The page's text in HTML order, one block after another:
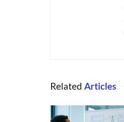
Related Articles